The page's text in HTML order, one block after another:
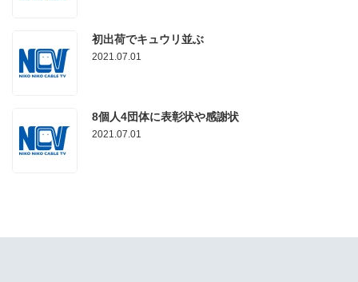
初出荷でキュウリ並ぶ
2021.07.01
8個人4団体に表彰状や感謝状
2021.07.01